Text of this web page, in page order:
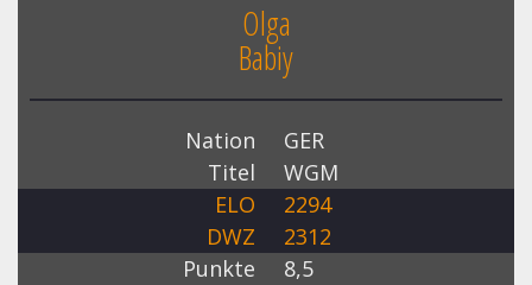
Olga
Babiy
Nation
GER
Titel
WGM
ELO
2294
DWZ
2312
Punkte
8,5